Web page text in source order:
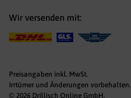
Wir versenden mit:
Preisangaben inkl. MwSt.
Irrtümer und Änderungen vorbehalten.
© 2026 Drillisch Online GmbH,